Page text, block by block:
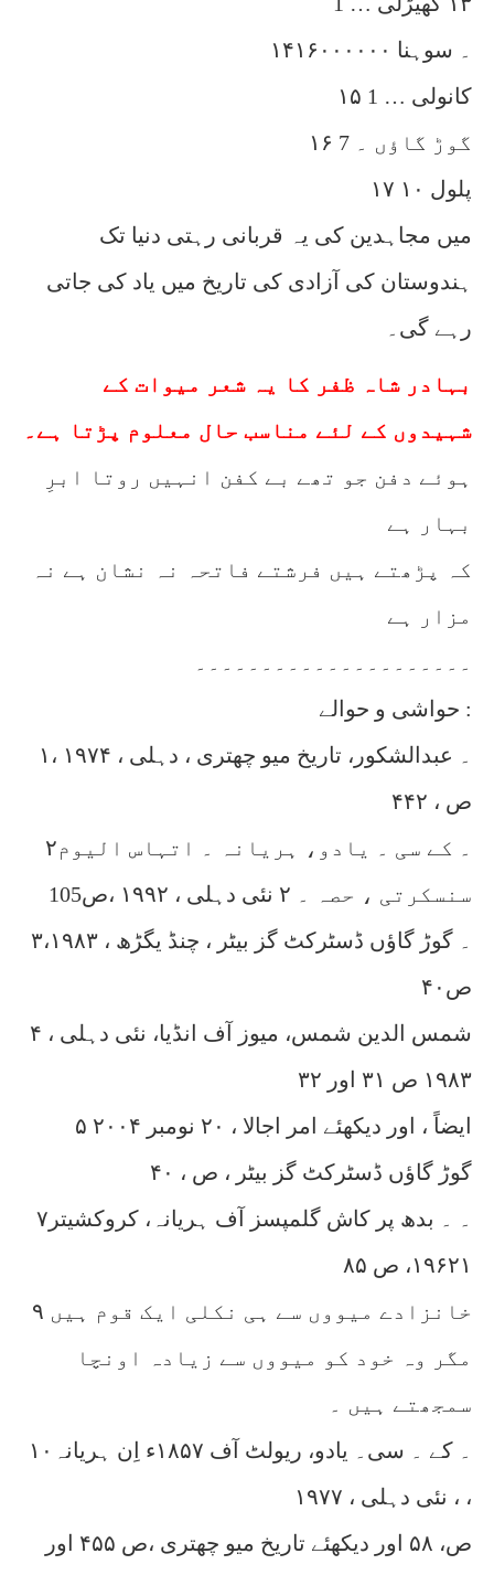
۱۴۔ سوہنا ۱۶۰۰۰۰۰۰
۱۵ کانولی … 1
۱۶ گوڑ گاؤں ۔ 7
۱۷ پلول ۱۰
میں مجاہدین کی یہ قربانی رہتی دنیا تک
ہندوستان کی آزادی کی تاریخ میں یاد کی جاتی
رہے گی۔
بہادر شاہ ظفر کا یہ شعر میوات کے
شہیدوں کے لئے مناسب حال معلوم پڑتا ہے۔
ہوئے دفن جو تھے بے کفن انہیں روتا ابرِ
بہار ہے
کہ پڑھتے ہیں فرشتے فاتحہ نہ نشان ہے نہ
مزار ہے
۔۔۔۔۔۔۔۔۔۔۔۔۔۔۔۔۔۔۔۔۔
حواشی و حوالے :
۱۔ عبدالشکور، تاریخ میو چھتری ، دہلی ، ۱۹۷۴ ،
ص ، ۴۴۲
۲۔ کے سی ۔ یادو، ہریانہ ۔ اتہاس الیوم
سنسکرتی ، حصہ ۔ ۲ نئی دہلی ، ۱۹۹۲ ،ص105
۳۔ گوڑ گاؤں ڈسٹرکٹ گز بیٹر ، چنڈ یگڑھ ، ۱۹۸۳،
ص۴۰
۴ شمس الدین شمس، میوز آف انڈیا، نئی دہلی ،
۱۹۸۳ ص ۳۱ اور ۳۲
۵ ایضاً ، اور دیکھئے امر اجالا ، ۲۰ نومبر ۲۰۰۴
گوڑ گاؤں ڈسٹرکٹ گز بیٹر ، ص ، ۴۰
۷۔ ۔ بدھ پر کاش گلمپسز آف ہریانہ، کروکشیتر
۱۹۶۲۱، ص ۸۵
۹ خانزادے میووں سے ہی نکلی ایک قوم ہیں
مگر وہ خود کو میووں سے زیادہ اونچا
سمجھتے ہیں ۔
۱۰۔ کے ۔ سی۔ یادو، ریولٹ آف ۱۸۵۷ء اِن ہریانہ
، نئی دہلی ، ۱۹۷۷ ،
ص، ۵۸ اور دیکھئے تاریخ میو چھتری ،ص ۴۵۵ اور